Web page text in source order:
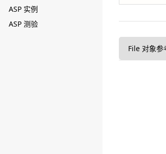
ASP 实例
ASP 测验
File 对象参